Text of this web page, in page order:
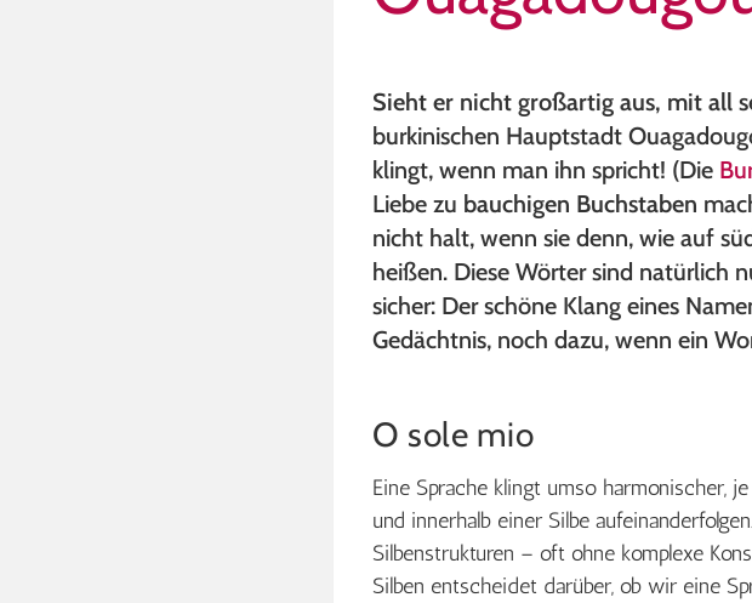
Sieht er nicht großartig aus, mit all
burkinischen Hauptstadt
klingt, wenn man ihn spricht! (Die
Liebe zu bauchigen Buchstaben
nicht halt, wenn sie denn, wie auf
heißen. Diese Wörter sind natürlich
sicher: Der schöne Klang eines
Gedächtnis, noch dazu, wenn ein
O sole mio
Eine Sprache klingt umso harmonischer,
und innerhalb einer Silbe
Silbenstrukturen – oft ohne komplexe
Silben entscheidet darüber, ob wir eine